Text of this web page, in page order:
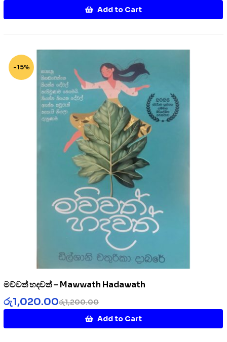
Add to Cart
-15%
මව්වත් හදවත් – Mawwath Hadawath
රු1,200.00
රු1,020.00
Add to Cart